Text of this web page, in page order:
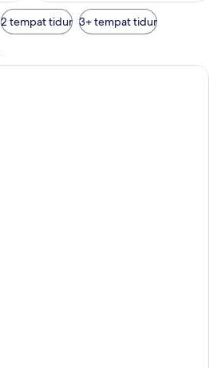
2 tempat tidur 3+ tempat tidur